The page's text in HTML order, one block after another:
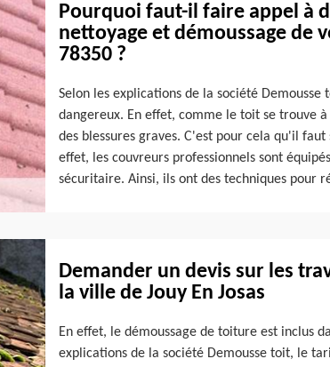
Pourquoi faut-il faire appel à
nettoyage et démoussage de
78350 ?
Selon les explications de la société
dangereux. En effet, comme le toit se trouve
des blessures graves. C'est pour cela qu'il
effet, les couvreurs professionnels sont
sécuritaire. Ainsi, ils ont des techniques pour
Demander un devis sur les
la ville de Jouy En Josas
En effet, le démoussage de toiture est inclus
explications de la société Demousse toit, le